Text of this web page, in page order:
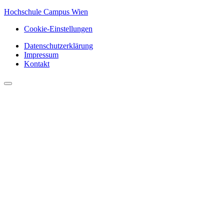
Hochschule Campus Wien
Cookie-Einstellungen
Datenschutzerklärung
Impressum
Kontakt